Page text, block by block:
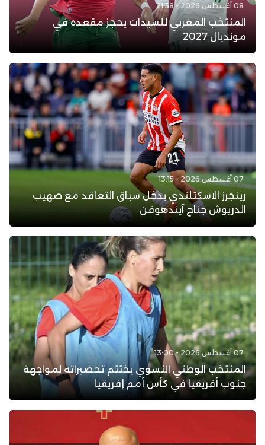
08 أغسطس 2026 - 21:58
المنتخب المغربي للسيدات يحجز مقعده في
مونديال 2027
07 أغسطس 2026 - 13:15
رينجرز الاسكتلندي يدخل سباق التعاقد مع صهيب
الدريوش جناح آيندهوفن
07 أغسطس 2026 - 13:00
المنتخب الوطني النسوي يختتم تحضيراته لمواجهة
جنوب أفريقيا في كأس أمم إفريقيا